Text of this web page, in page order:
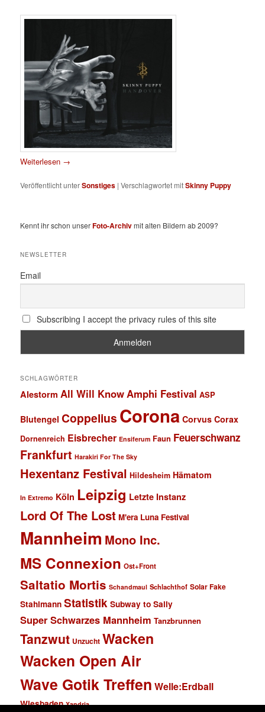
Weiterlesen →
Veröffentlicht unterSonstiges |Verschlagwortet mitSkinny Puppy
Kennt ihr schon unserFoto-Archivmit alten Bildern ab 2009?
NEWSLETTER
Email
Subscribing I accept the privacy rules of this site
SCHLAGWÖRTER
Alestorm All Will KnowAmphi Festival ASP
Blutengel Coppelius Corona Corvus Corax
Dornenreich Eisbrecher Ensiferum Faun Feuerschwanz
Frankfurt Harakiri For The Sky
Hexentanz Festival Hildesheim Hämatom
In Extremo Köln Leipzig Letzte Instanz
Lord Of The Lost M'era Luna Festival
Mannheim Mono Inc.
MS Connexion Ost+Front
Saltatio Mortis Schandmaul Schlachthof Solar Fake
Stahlmann Statistik Subway to Sally
Super Schwarzes Mannheim Tanzbrunnen
Tanzwut Unzucht Wacken
Wacken Open Air
Wave Gotik Treffen Welle:Erdball
Wiesbaden Xandria